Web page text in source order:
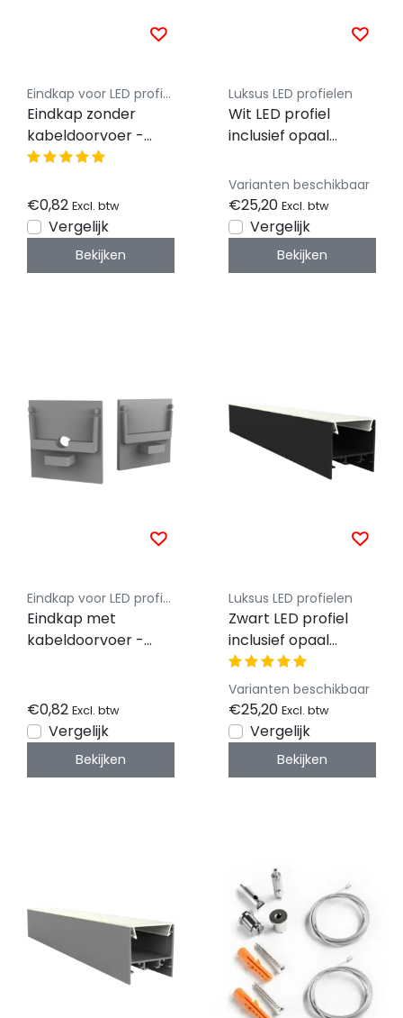
Eindkap voor LED profiel - Luksus
Eindkap zonder
kabeldoorvoer -
XL306ALU
€0,82 Excl. btw
Vergelijk
Bekijken
Luksus LED profielen
Wit LED profiel
inclusief opaal
x 30,92 mm -
XL306WIT
Varianten beschikbaar
€25,20 Excl. btw
Vergelijk
Bekijken
Eindkap voor LED profiel - Luksus
Eindkap met
kabeldoorvoer -
€0,82 Excl. btw
Vergelijk
Bekijken
Luksus LED profielen
Zwart LED profiel
inclusief opaal
klikafdekking 30 mm
x 30,92 mm -
XL306ZWART
Varianten beschikbaar
€25,20 Excl. btw
Vergelijk
Bekijken